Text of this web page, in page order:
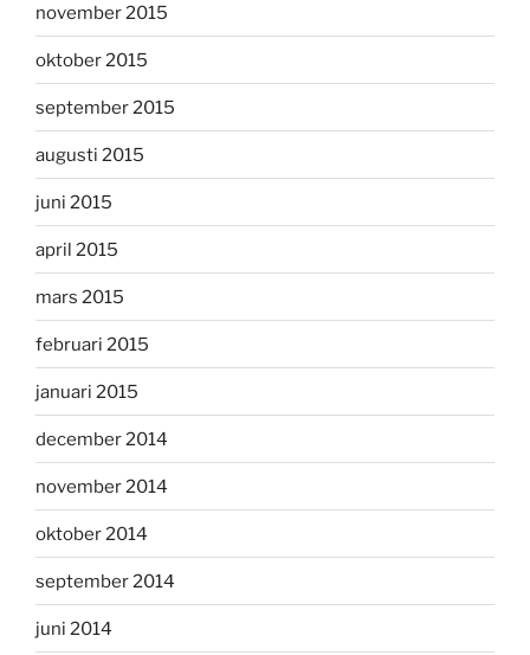
november 2015
oktober 2015
september 2015
augusti 2015
juni 2015
april 2015
mars 2015
februari 2015
januari 2015
december 2014
november 2014
oktober 2014
september 2014
juni 2014